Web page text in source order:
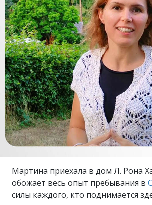
Что такое величие?
Мартина приехала в дом Л. Рона
обожает весь опыт пребывания в
силы каждого, кто поднимается